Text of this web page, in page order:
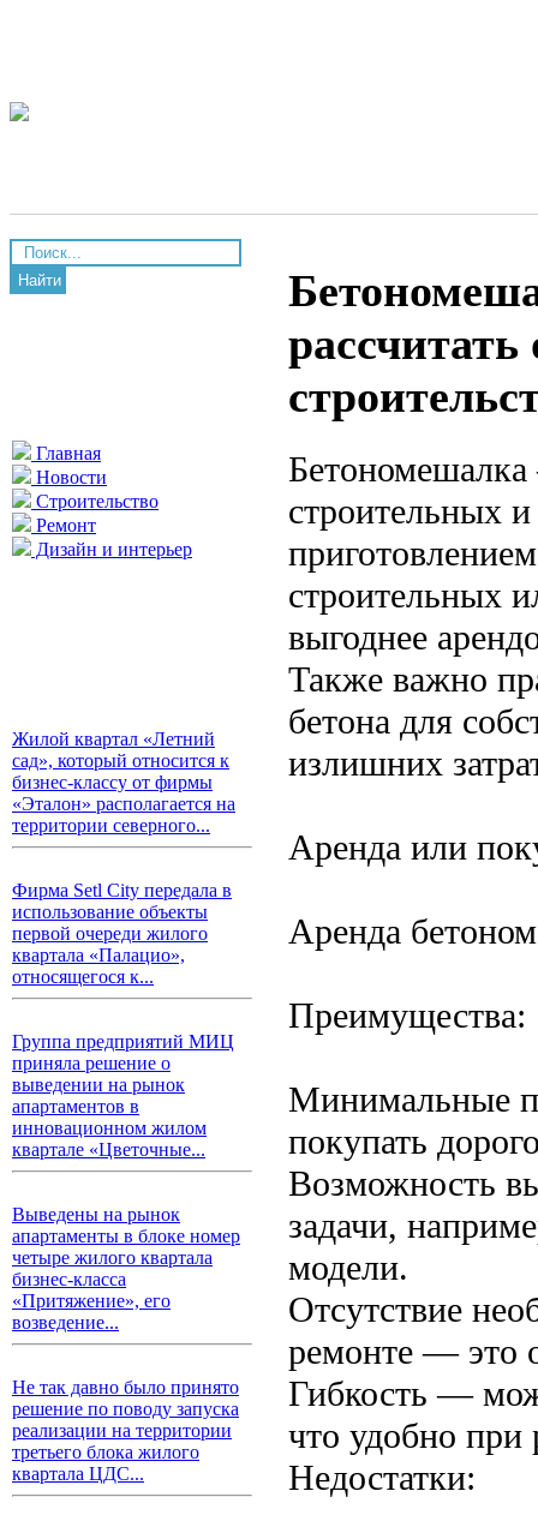
Найти
Главная
Новости
Строительство
Ремонт
Дизайн и интерьер
Жилой квартал «Летний
сад», который относится к
бизнес-классу от фирмы
«Эталон» располагается на
территории северного...
Фирма Setl City передала в
использование объекты
первой очереди жилого
квартала «Палацио»,
относящегося к...
Группа предприятий МИЦ
приняла решение о
выведении на рынок
апартаментов в
инновационном жилом
квартале «Цветочные...
Выведены на рынок
апартаменты в блоке номер
четыре жилого квартала
бизнес-класса
«Притяжение», его
возведение...
Не так давно было принято
решение по поводу запуска
реализации на территории
третьего блока жилого
квартала ЦДС...
рассчитать
строительных
строительных
выгоднее
Также важно
бетона для
излишних
Аренда или
Аренда
Преимущества:
Минимальные
покупать
Возможность
задачи,
модели.
Отсутствие
ремонте — это
Гибкость —
что удобно при
Недостатки: